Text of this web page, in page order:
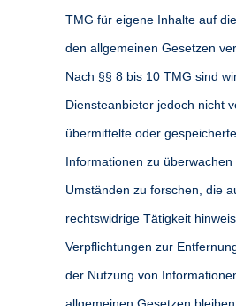
TMG für eigene Inhalte auf
den allgemeinen Gesetzen
Nach §§ 8 bis 10 TMG sind
Diensteanbieter jedoch nicht
übermittelte oder
Informationen zu überwachen
Umständen zu forschen, die
rechtswidrige Tätigkeit
Verpflichtungen zur
der Nutzung von